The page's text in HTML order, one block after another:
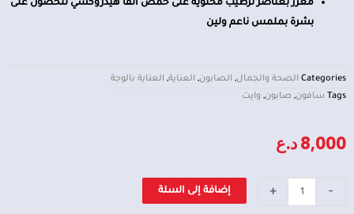
معزز بعناصر ترطيب محتوية على حمض ألفا هيدروكسي للحصول على
بشرة بملمس ناعم ولين
Categories الصحة والجمال, الصابون, العناية, العناية بالوجة
Tags سافون, صابون, وايت
8,000د.ع
-
+ إضافة إلى السلة